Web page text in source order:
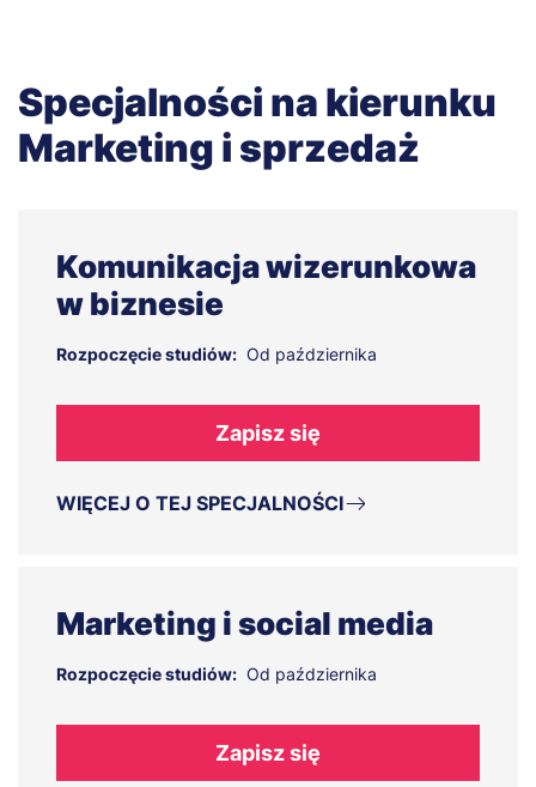
Specjalności na kierunku
Marketing i sprzedaż
Komunikacja wizerunkowa
w biznesie
Rozpoczęcie studiów: Od października
Zapisz się
WIĘCEJ O TEJ SPECJALNOŚCI
Marketing i social media
Rozpoczęcie studiów: Od października
Zapisz się